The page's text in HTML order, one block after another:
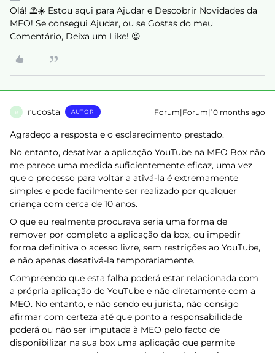
Olá! ⛱️☀️ Estou aqui para Ajudar e Descobrir Novidades da
MEO! Se consegui Ajudar, ou se Gostas do meu
Comentário, Deixa um Like! 😉
R rucosta AUTOR Forum|Forum|10 months ago
Agradeço a resposta e o esclarecimento prestado.
No entanto, desativar a aplicação YouTube na MEO Box não
me parece uma medida suficientemente eficaz, uma vez
que o processo para voltar a ativá-la é extremamente
simples e pode facilmente ser realizado por qualquer
criança com cerca de 10 anos.
O que eu realmente procurava seria uma forma de
remover por completo a aplicação da box, ou impedir
forma definitiva o acesso livre, sem restrições ao YouTube,
e não apenas desativá-la temporariamente.
Compreendo que esta falha poderá estar relacionada com
a própria aplicação do YouTube e não diretamente com a
MEO. No entanto, e não sendo eu jurista, não consigo
afirmar com certeza até que ponto a responsabilidade
poderá ou não ser imputada à MEO pelo facto de
disponibilizar na sua box uma aplicação que permite